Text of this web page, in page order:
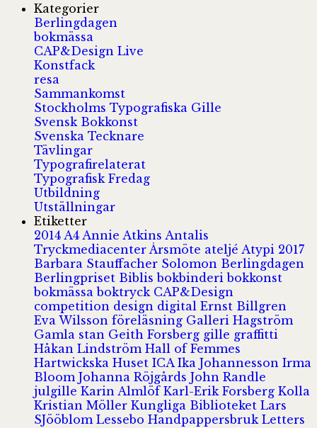
Kategorier
Berlingdagen
bokmässa
CAP&Design Live
Konstfack
resa
Sammankomst
Stockholms Typografiska Gille
Svensk Bokkonst
Svenska Tecknare
Tävlingar
Typografirelaterat
Typografisk Fredag
Utbildning
Utställningar
Etiketter
2014 A4 Annie Atkins Antalis
Tryckmediacenter Årsmöte ateljé Atypi 2017
Barbara Stauffacher Solomon Berlingdagen
Berlingpriset Biblisbokbinderibokkonst
bokmässaboktryck CAP&Design
competition design digital Ernst Billgren
Eva Wilsson föreläsning Galleri Hagström
Gamla stan Geith Forsberg gille graffitti
Håkan Lindström Hall of Femmes
Hartwickska Huset ICA Ika Johannesson Irma
Bloom Johanna Röjgårds John Randle
julgille Karin Almlöf Karl-Erik Forsberg Kolla
Kristian Möller Kungliga Biblioteket Lars
SJööblom Lessebo Handpappersbruk Letters